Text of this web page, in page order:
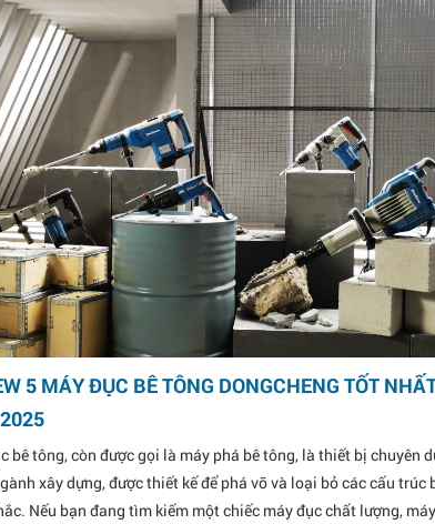
5 MÁY ĐỤC BÊ TÔNG DONGCHENG TỐT
bê tông, còn được gọi là máy phá bê tông, là thiết bị chuyên
xây dựng, được thiết kế để phá vỡ và loại bỏ các cấu trúc
Nếu bạn đang tìm kiếm một chiếc máy đục chất lượng,